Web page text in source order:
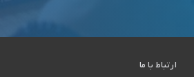
ارتباط با ما